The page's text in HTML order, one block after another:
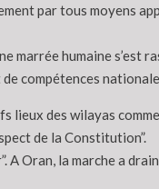
par tous moyens
humaine s’est
compétences
lieux des wilayas
de la Constitution”.
Oran, la marche a